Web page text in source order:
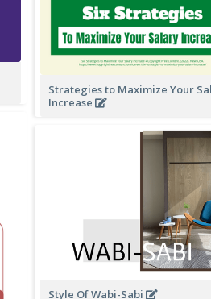
Strategies to Maximize Your
Increase
Style Of Wabi-Sabi